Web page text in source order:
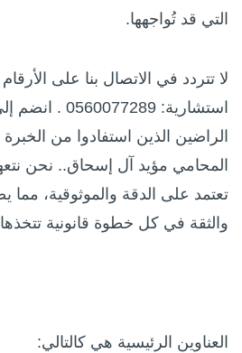
التي قد تُواجهها.
لا تتردد في الاتصال بنا على
استشارية:
الراضين الذين استفادوا من الخبرة
المحامي مؤيد آل إسحاق.. نحن
تعتمد على الدقة والموثوقية، مما
والثقة في كل خطوة قانونية
العناوين الرئيسية هي كالتالي: